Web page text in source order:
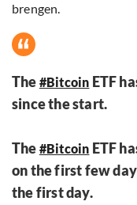
brengen.
The #Bitcoin ETF
since the start.
The #Bitcoin ETF
on the first few
the first day.